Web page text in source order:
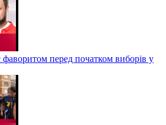
стані: коли почнеться обіцяний
перевіряти здоров'я? На що звертати
лікаря?